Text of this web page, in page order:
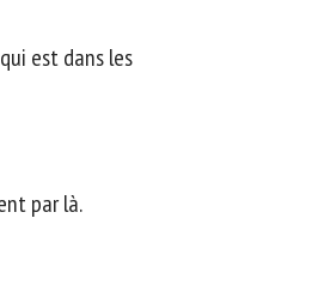
est dans les
par là.